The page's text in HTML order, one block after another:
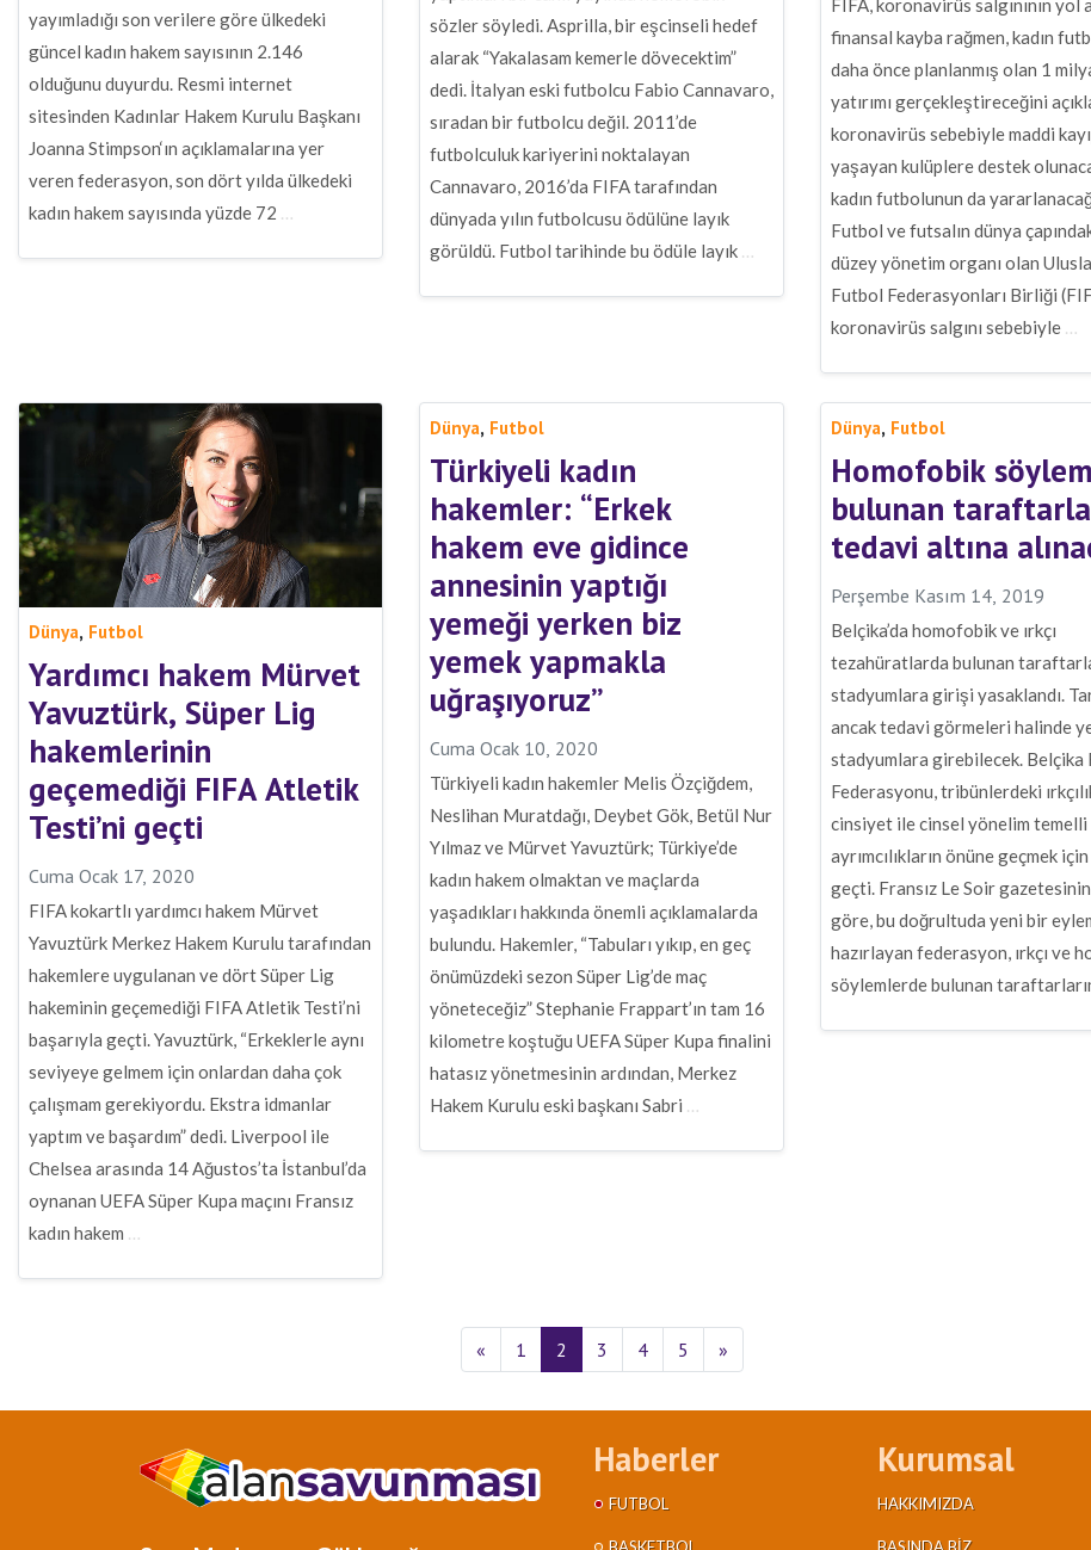
yayımladığı son verilere göre ülkedeki
güncel kadın hakem sayısının 2.146
olduğunu duyurdu. Resmi internet
sitesinden Kadınlar Hakem Kurulu Başkanı
Joanna Stimpson‘ın açıklamalarına yer
veren federasyon, son dört yılda ülkedeki
kadın hakem sayısında yüzde 72
sözler söyledi. Asprilla, bir eşcinseli hedef
alarak “Yakalasam kemerle dövecektim”
dedi. İtalyan eski futbolcu Fabio Cannavaro,
sıradan bir futbolcu değil. 2011’de
futbolculuk kariyerini noktalayan
Cannavaro, 2016’da FIFA tarafından
dünyada yılın futbolcusu ödülüne layık
görüldü. Futbol tarihinde bu ödüle layık
finansal kayba rağmen, kadın
daha önce planlanmış olan 1
yatırımı gerçekleştireceğini
koronavirüs sebebiyle maddi
yaşayan kulüplere destek
kadın futbolunun da
Futbol ve futsalın dünya
düzey yönetim organı olan
Futbol Federasyonları Birliği
koronavirüs salgını sebebiyle
Dünya, Futbol
Yardımcı hakem Mürvet
Yavuztürk, Süper Lig
hakemlerinin
geçemediği FIFA Atletik
Testi’ni geçti
Cuma Ocak 17, 2020
FIFA kokartlı yardımcı hakem Mürvet
Yavuztürk Merkez Hakem Kurulu tarafından
hakemlere uygulanan ve dört Süper Lig
hakeminin geçemediği FIFA Atletik Testi’ni
başarıyla geçti. Yavuztürk, “Erkeklerle aynı
seviyeye gelmem için onlardan daha çok
çalışmam gerekiyordu. Ekstra idmanlar
yaptım ve başardım” dedi. Liverpool ile
Chelsea arasında 14 Ağustos’ta İstanbul’da
oynanan UEFA Süper Kupa maçını Fransız
kadın hakem …
Dünya, Futbol
Türkiyeli kadın
hakemler: “Erkek
hakem eve gidince
annesinin yaptığı
yemeği yerken biz
yemek yapmakla
uğraşıyoruz”
Cuma Ocak 10, 2020
Türkiyeli kadın hakemler Melis Özçiğdem,
Neslihan Muratdağı, Deybet Gök, Betül Nur
Yılmaz ve Mürvet Yavuztürk; Türkiye’de
kadın hakem olmaktan ve maçlarda
yaşadıkları hakkında önemli açıklamalarda
bulundu. Hakemler, “Tabuları yıkıp, en geç
önümüzdeki sezon Süper Lig’de maç
yöneteceğiz” Stephanie Frappart’ın tam 16
kilometre koştuğu UEFA Süper Kupa finalini
hatasız yönetmesinin ardından, Merkez
Hakem Kurulu eski başkanı Sabri …
Dünya, Futbol
Homofobik
bulunan
tedavi altına
Perşembe Kasım 14, 2019
Belçika’da homofobik ve ırkçı
tezahüratlarda bulunan
stadyumlara girişi yasaklandı.
ancak tedavi görmeleri halinde
stadyumlara girebilecek. Belçika
Federasyonu, tribünlerdeki
cinsiyet ile cinsel yönelim temelli
ayrımcılıkların önüne geçmek
geçti. Fransız Le Soir
göre, bu doğrultuda yeni bir
hazırlayan federasyon, ırkçı ve
söylemlerde bulunan
« 1 2 3 4 5 »
Haberler
FUTBOL
Kurumsal
HAKKIMIZDA